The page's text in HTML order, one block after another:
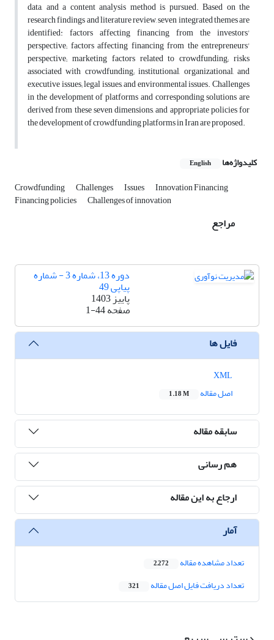
data, and a content analysis method is pursued. Based on the
research findings and literature review, seven integrated themes are
identified: factors affecting financing from the investors'
perspective; factors affecting financing from the entrepreneurs'
perspective; marketing factors related to crowdfunding; risks
associated with crowdfunding; institutional, organizational, and
executive issues; legal issues, and environmental issues. Challenges
in the development of platforms and corresponding solutions are
derived from these seven dimensions, and appropriate policies for
the development of crowdfunding platforms in Iran are proposed.
کلیدواژه‌ها English
Crowdfunding Challenges Issues Innovation Financing
Financing policies Challenges of innovation
مراجع
دوره 13، شماره 3 - شماره
پیاپی 49
پاییز 1403
صفحه1-44
فایل ها
اصل مقاله
1.18 M
سابقه مقاله
هم رسانی
ارجاع به این مقاله
آمار
تعداد مشاهده مقاله 2,272
تعداد دریافت فایل اصل مقاله 321